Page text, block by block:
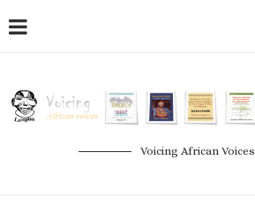
Voicing African Voices